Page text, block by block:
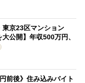
東京23区マンション
大公開】年収500万円、
前後》住み込みバイト